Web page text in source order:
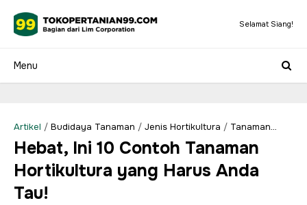
Selamat Siang!
Artikel / Budidaya Tanaman / Jenis Hortikultura / Tanaman
Hortikultura
Hebat, Ini 10 Contoh Tanaman
Hortikultura yang Harus Anda
Tau!